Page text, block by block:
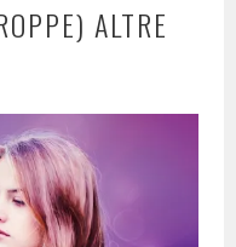
ALTRE